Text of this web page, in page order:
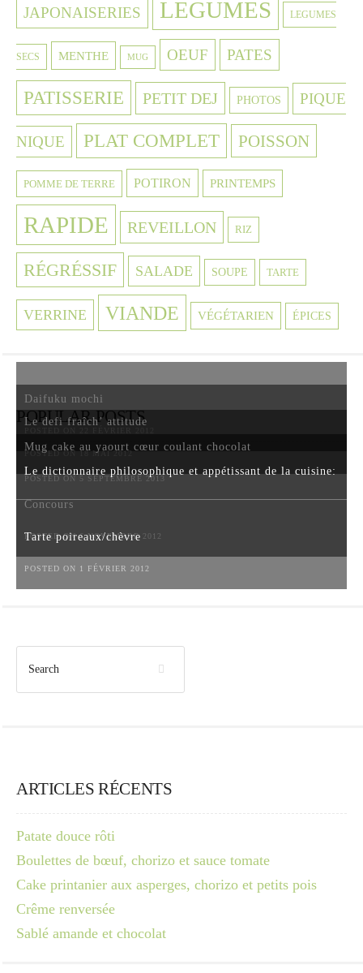
JAPONAISERIES LEGUMES LEGUMES
SECS MENTHE MUG OEUF PATES
PATISSERIE PETIT DEJ PHOTOS PIQUE
NIQUE PLAT COMPLET POISSON
POMME DE TERRE POTIRON PRINTEMPS
RAPIDE REVEILLON RIZ
RÉGRÉSSIF SALADE SOUPE TARTE
VERRINE VIANDE VÉGÉTARIEN ÉPICES
POPULAR POSTS
Daifuku mochi
Le defi fraîch’ attitude
POSTED ON 18 MAI 2012
Mug cake au yaourt cœur coulant chocolat
POSTED ON 5 SEPTEMBRE 2013
Le dictionnaire philosophique et appétissant de la cuisine:
Concours
POSTED ON 6 NOVEMBRE 2012
Tarte poireaux/chèvre
POSTED ON 1 FÉVRIER 2012
ARTICLES RÉCENTS
Patate douce rôti
Boulettes de bœuf, chorizo et sauce tomate
Cake printanier aux asperges, chorizo et petits pois
Crême renversée
Sablé amande et chocolat